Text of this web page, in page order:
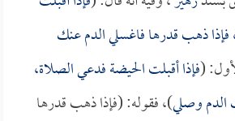
فإذا ذهب قدرها فاغسلي الدم عنك
(فإذا أقبلت الحيضة فدعي الصلاة،
الدم وصلي)، فقوله: (فإذا ذهب قدرها